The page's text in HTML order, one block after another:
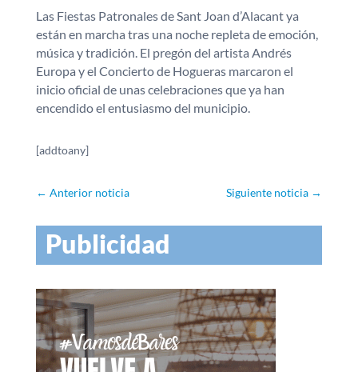
Las Fiestas Patronales de Sant Joan d’Alacant ya
están en marcha tras una noche repleta de emoción,
música y tradición. El pregón del artista Andrés
Europa y el Concierto de Hogueras marcaron el
inicio oficial de unas celebraciones que ya han
encendido el entusiasmo del municipio.
[addtoany]
← Anterior noticia Siguiente noticia →
Publicidad